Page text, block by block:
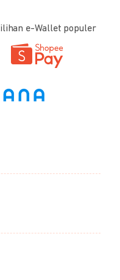
e-Wallet populer